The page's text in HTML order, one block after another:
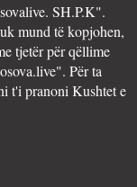
SH.P.K".
mund të kopjohen,
tjetër për qëllime
Për ta
t'i pranoni Kushtet e